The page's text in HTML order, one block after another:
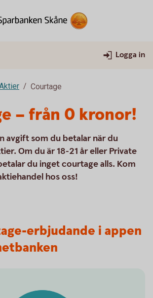
Logga in
Courtage
– från 0 kronor!
avgift som du betalar när du
Om du är 18-21 år eller Private
du inget courtage alls. Kom
hos oss!
erbjudande i appen